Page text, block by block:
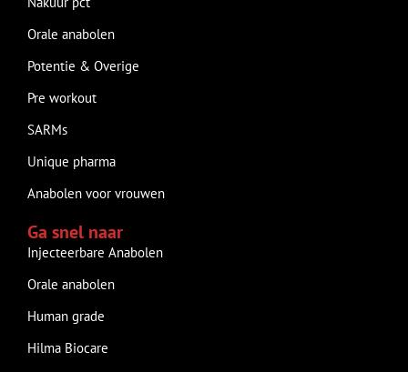
Orale anabolen
Potentie & Overige
Pre workout
SARMs
Unique pharma
Anabolen voor vrouwen
Ga snel naar
Injecteerbare Anabolen
Orale anabolen
Human grade
Hilma Biocare